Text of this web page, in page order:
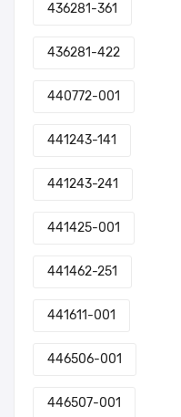
436281-361
436281-422
440772-001
441243-141
441243-241
441425-001
441462-251
441611-001
446506-001
446507-001